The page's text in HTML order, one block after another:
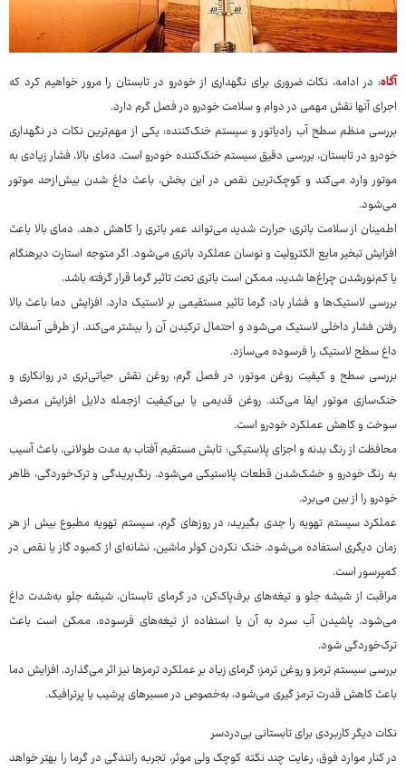
آگاه: در ادامه، نکات ضروری برای نگهداری از خودرو در تابستان را مرور خواهیم کرد که
اجرای آنها نقش مهمی در دوام و سلامت خودرو در فصل گرم دارد.
بررسی منظم سطح آب رادیاتور و سیستم خنک‌کننده: یکی از مهم‌ترین نکات در نگهداری
خودرو در تابستان، بررسی دقیق سیستم خنک‌کننده خودرو است. دمای بالا، فشار زیادی به
موتور وارد می‌کند و کوچک‌ترین نقص در این بخش، باعث داغ شدن بیش‌ازحد موتور
می‌شود.
اطمینان از سلامت باتری: حرارت شدید می‌تواند عمر باتری را کاهش دهد. دمای بالا باعث
افزایش تبخیر مایع الکترولیت و نوسان عملکرد باتری می‌شود. اگر متوجه استارت دیرهنگام
یا کم‌نورشدن چراغ‌ها شدید، ممکن است باتری تحت تاثیر گرما قرار گرفته باشد.
بررسی لاستیک‌ها و فشار باد: گرما تاثیر مستقیمی بر لاستیک دارد. افزایش دما باعث بالا
رفتن فشار داخلی لاستیک می‌شود و احتمال ترکیدن آن را بیشتر می‌کند. از طرفی آسفالت
داغ سطح لاستیک را فرسوده می‌سازد.
بررسی سطح و کیفیت روغن موتور: در فصل گرم، روغن نقش حیاتی‌تری در روانکاری و
خنک‌سازی موتور ایفا می‌کند. روغن قدیمی یا بی‌کیفیت ازجمله دلایل افزایش مصرف
سوخت و کاهش عملکرد خودرو است.
محافظت از رنگ بدنه و اجزای پلاستیکی: تابش مستقیم آفتاب به مدت طولانی، باعث آسیب
به رنگ خودرو و خشک‌شدن قطعات پلاستیکی می‌شود. رنگ‌پریدگی و ترک‌خوردگی، ظاهر
خودرو را از بین می‌برد.
عملکرد سیستم تهویه را جدی بگیرید: در روزهای گرم، سیستم تهویه مطبوع بیش از هر
زمان دیگری استفاده می‌شود. خنک نکردن کولر ماشین، نشانه‌ای از کمبود گاز یا نقص در
کمپرسور است.
مراقبت از شیشه جلو و تیغه‌های برف‌پاک‌کن: در گرمای تابستان، شیشه جلو به‌شدت داغ
می‌شود. پاشیدن آب سرد به آن یا استفاده از تیغه‌های فرسوده، ممکن است باعث
ترک‌خوردگی شود.
بررسی سیستم ترمز و روغن ترمز: گرمای زیاد بر عملکرد ترمزها نیز اثر می‌گذارد. افزایش دما
باعث کاهش قدرت ترمز گیری می‌شود، به‌خصوص در مسیرهای پرشیب یا پرترافیک.
نکات دیگر کاربردی برای تابستانی بی‌دردسر
در کنار موارد فوق، رعایت چند نکته کوچک ولی موثر، تجربه رانندگی در گرما را بهتر خواهد